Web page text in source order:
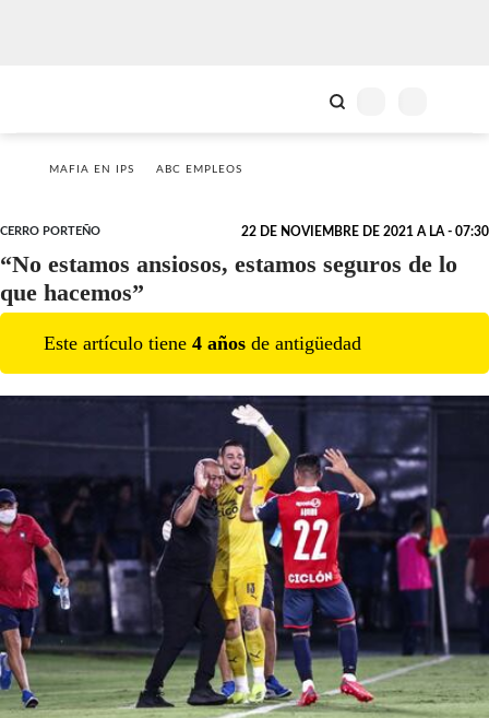
MAFIA EN IPS ABC EMPLEOS
CERRO PORTEÑO 22 DE NOVIEMBRE DE 2021 A LA - 07:30
“No estamos ansiosos, estamos seguros de lo
que hacemos”
Este artículo tiene 4 años de antigüedad